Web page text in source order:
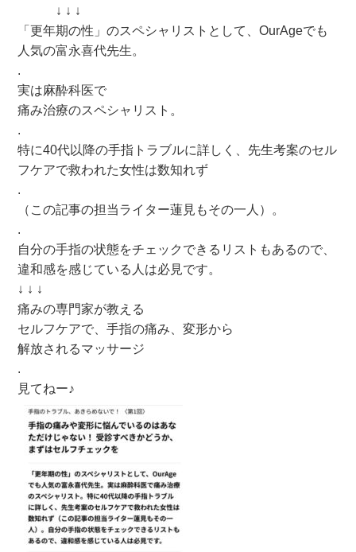
↓ ↓ ↓
「更年期の性」のスペシャリストとして、OurAgeでも
人気の富永喜代先生。
.
実は麻酔科医で
痛み治療のスペシャリスト。
.
特に40代以降の手指トラブルに詳しく、先生考案のセル
フケアで救われた女性は数知れず
.
（この記事の担当ライター蓮見もその一人）。
.
自分の手指の状態をチェックできるリストもあるので、
違和感を感じている人は必見です。
↓ ↓ ↓
痛みの専門家が教える
セルフケアで、手指の痛み、変形から
解放されるマッサージ
.
見てねー♪